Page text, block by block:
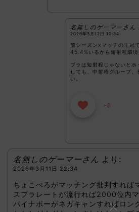
名無しのゲーマーさん
2026年3月12日 10:34
前シーズンxマッチの王冠
45.4%いるから短射程環境
ブラは短射程じゃないとホ
しても、中射程グループ
い。
+6
名無しのゲーマーさん より:
2026年3月11日 22:34
ちょこぺろがマッチング批判すれば
スプラレートが流行れば2000位内
パイナポーがネガキャンすればロン